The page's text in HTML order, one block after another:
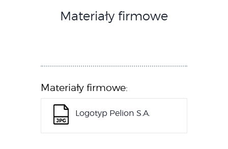
Materiały firmowe
Materiały firmowe:
Logotyp Pelion S.A.